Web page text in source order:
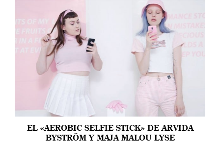
EL «AEROBIC SELFIE STICK» DE ARVIDA
BYSTRÖM Y MAJA MALOU LYSE